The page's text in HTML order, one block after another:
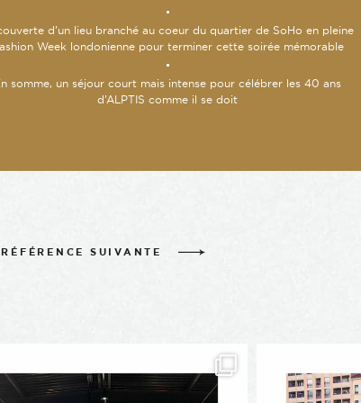
d’un lieu branché au coeur du quartier de SoHo en pleine
Week londonienne pour terminer cette soirée mémorable
somme, un séjour court mais intense pour célébrer les 40 ans
d’ALPTIS comme il se doit
RÉFÉRENCE SUIVANTE